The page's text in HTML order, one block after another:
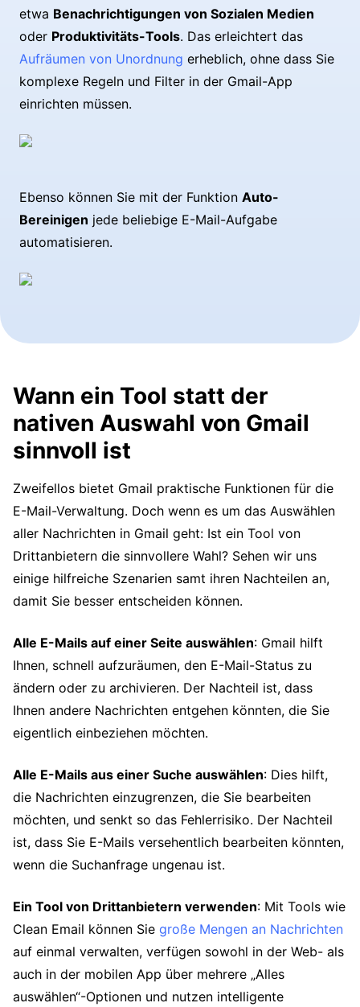
etwa Benachrichtigungen von Sozialen Medien
oder Produktivitäts-Tools. Das erleichtert das
Aufräumen von Unordnung erheblich, ohne dass Sie
komplexe Regeln und Filter in der Gmail-App
einrichten müssen.
Ebenso können Sie mit der Funktion Auto-
Bereinigen jede beliebige E-Mail-Aufgabe
automatisieren.
Wann ein Tool statt der
nativen Auswahl von Gmail
sinnvoll ist
Zweifellos bietet Gmail praktische Funktionen für die
E-Mail-Verwaltung. Doch wenn es um das Auswählen
aller Nachrichten in Gmail geht: Ist ein Tool von
Drittanbietern die sinnvollere Wahl? Sehen wir uns
einige hilfreiche Szenarien samt ihren Nachteilen an,
damit Sie besser entscheiden können.
Alle E-Mails auf einer Seite auswählen: Gmail hilft
Ihnen, schnell aufzuräumen, den E-Mail-Status zu
ändern oder zu archivieren. Der Nachteil ist, dass
Ihnen andere Nachrichten entgehen könnten, die Sie
eigentlich einbeziehen möchten.
Alle E-Mails aus einer Suche auswählen: Dies hilft,
die Nachrichten einzugrenzen, die Sie bearbeiten
möchten, und senkt so das Fehlerrisiko. Der Nachteil
ist, dass Sie E-Mails versehentlich bearbeiten könnten,
wenn die Suchanfrage ungenau ist.
Ein Tool von Drittanbietern verwenden: Mit Tools wie
Clean Email können Sie große Mengen an Nachrichten
auf einmal verwalten, verfügen sowohl in der Web- als
auch in der mobilen App über mehrere „Alles
auswählen“-Optionen und nutzen intelligente